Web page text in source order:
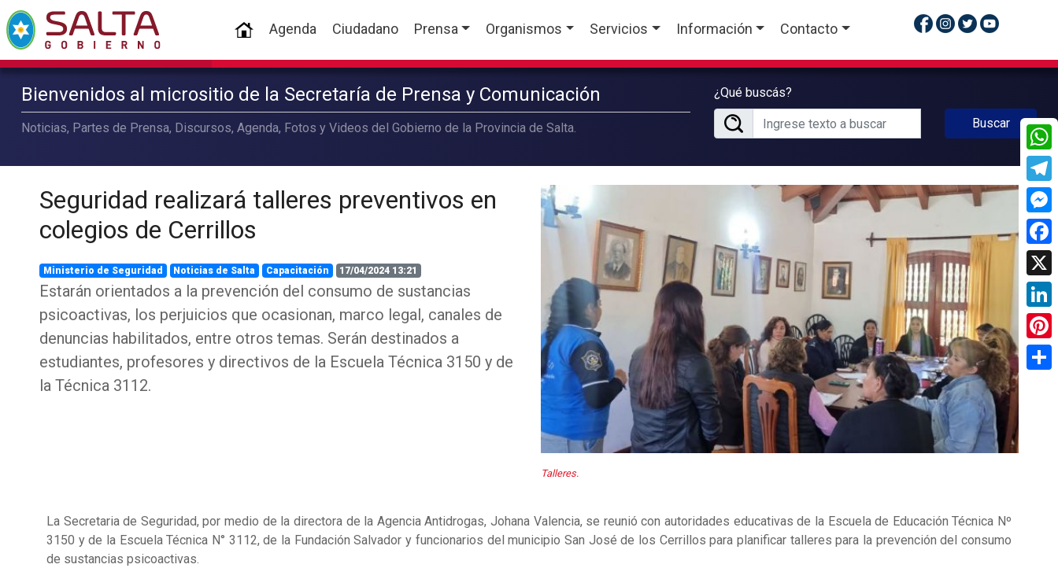
(current)
Agenda Ciudadano Prensa Organismos Servicios Información Contacto
Bienvenidos al micrositio de la Secretaría de Prensa y Comunicación
Noticias, Partes de Prensa, Discursos, Agenda, Fotos y Videos del Gobierno de la Provincia de Salta.
¿Qué buscás?
Buscar
Seguridad realizará talleres preventivos en
colegios de Cerrillos
Ministerio de Seguridad Noticias de Salta Capacitación 17/04/2024 13:21
Estarán orientados a la prevención del consumo de sustancias
psicoactivas, los perjuicios que ocasionan, marco legal, canales de
denuncias habilitados, entre otros temas. Serán destinados a
estudiantes, profesores y directivos de la Escuela Técnica 3150 y de
la Técnica 3112.
Talleres.
La Secretaria de Seguridad, por medio de la directora de la Agencia Antidrogas, Johana Valencia, se reunió con autoridades educativas de la Escuela de Educación Técnica Nº
3150 y de la Escuela Técnica N° 3112, de la Fundación Salvador y funcionarios del municipio San José de los Cerrillos para planificar talleres para la prevención del consumo
de sustancias psicoactivas.
X